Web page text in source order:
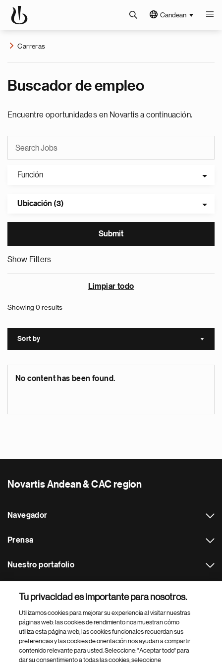
Candean
Carreras
Buscador de empleo
Encuentre oportunidades en Novartis a continuación.
Función
Ubicación (3)
Show Filters
Limpiar todo
Showing 0 results
Sort by Sort
No content has been found.
Novartis Andean & CAC region
Navegador
Prensa
Nuestro portafolio
Footer Site Search
Tu privacidad es importante para nosotros.
Utilizamos cookies para mejorar su experiencia al visitar nuestras
páginas web: las cookies de rendimiento nos muestran cómo
utiliza esta página web, las cookies funcionales recuerdan sus
preferencias y las cookies de orientación nos ayudan a compartir
contenido relevante para usted. Seleccione: "Aceptar todo" para
dar su consentimiento a todas las cookies, seleccione